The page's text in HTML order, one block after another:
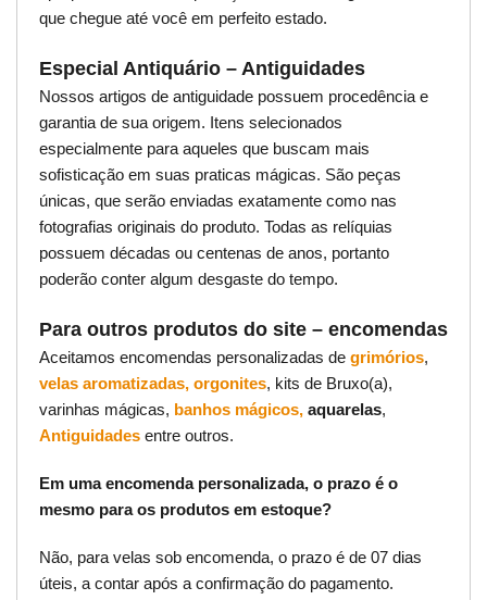
que chegue até você em perfeito estado.
Especial Antiquário – Antiguidades
Nossos artigos de antiguidade possuem procedência e
garantia de sua origem. Itens selecionados
especialmente para aqueles que buscam mais
sofisticação em suas praticas mágicas. São peças
únicas, que serão enviadas exatamente como nas
fotografias originais do produto. Todas as relíquias
possuem décadas ou centenas de anos, portanto
poderão conter algum desgaste do tempo.
Para outros produtos do site – encomendas
Aceitamos encomendas personalizadas de grimórios,
velas aromatizadas, orgonites, kits de Bruxo(a),
varinhas mágicas, banhos mágicos, aquarelas,
Antiguidades entre outros.
Em uma encomenda personalizada, o prazo é o
mesmo para os produtos em estoque?
Não, para velas sob encomenda, o prazo é de 07 dias
úteis, a contar após a confirmação do pagamento.